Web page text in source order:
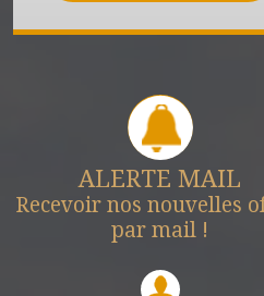
ALERTE MAIL
Recevoir nos nouvelles
par mail !